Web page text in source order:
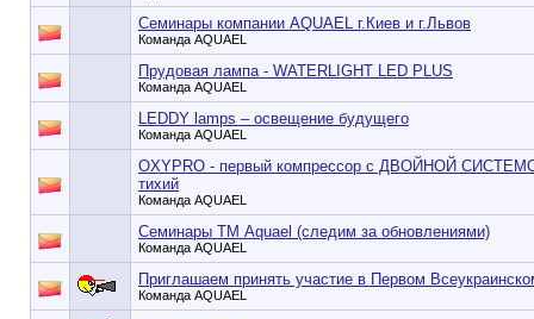
Семинары компании AQUAEL г.Киев и г.Львов
Команда AQUAEL
Прудовая лампа - WATERLIGHT LED PLUS
Команда AQUAEL
LEDDY lamps – освещение будущего
Команда AQUAEL
OXYPRO - первый компрессор с ДВОЙНОЙ
тихий
Команда AQUAEL
Семинары ТМ Aquael (следим за обновлениями)
Команда AQUAEL
Приглашаем принять участие в Первом
Команда AQUAEL